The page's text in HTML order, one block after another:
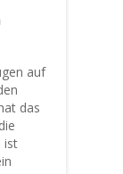
auf
das
ist